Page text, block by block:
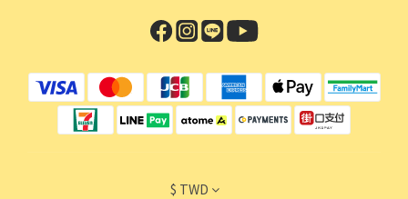
$ TWD